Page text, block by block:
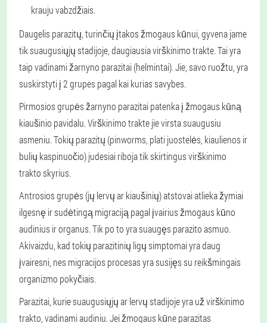
krauju vabzdžiais.
Daugelis parazitų, turinčių įtakos žmogaus kūnui, gyvena jame
tik suaugusiųjų stadijoje, daugiausia virškinimo trakte. Tai yra
taip vadinami žarnyno parazitai (helmintai). Jie, savo ruožtu, yra
suskirstyti į 2 grupes pagal kai kurias savybes.
Pirmosios grupės žarnyno parazitai patenka į žmogaus kūną
kiaušinio pavidalu. Virškinimo trakte jie virsta suaugusiu
asmeniu. Tokių parazitų (pinworms, plati juostelės, kiaulienos ir
bulių kaspinuočio) judesiai riboja tik skirtingus virškinimo
trakto skyrius.
Antrosios grupės (jų lervų ar kiaušinių) atstovai atlieka žymiai
ilgesnę ir sudėtingą migraciją pagal įvairius žmogaus kūno
audinius ir organus. Tik po to yra suaugęs parazito asmuo.
Akivaizdu, kad tokių parazitinių ligų simptomai yra daug
įvairesni, nes migracijos procesas yra susijęs su reikšmingais
organizmo pokyčiais.
Parazitai, kurie suaugusiųjų ar lervų stadijoje yra už virškinimo
trakto, vadinami audiniu. Jei žmogaus kūne parazitas